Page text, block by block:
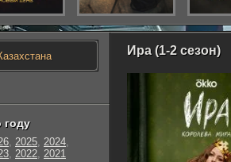
Ира (1-2 сезон)
году
, 2025, 2024,
, 2022, 2021